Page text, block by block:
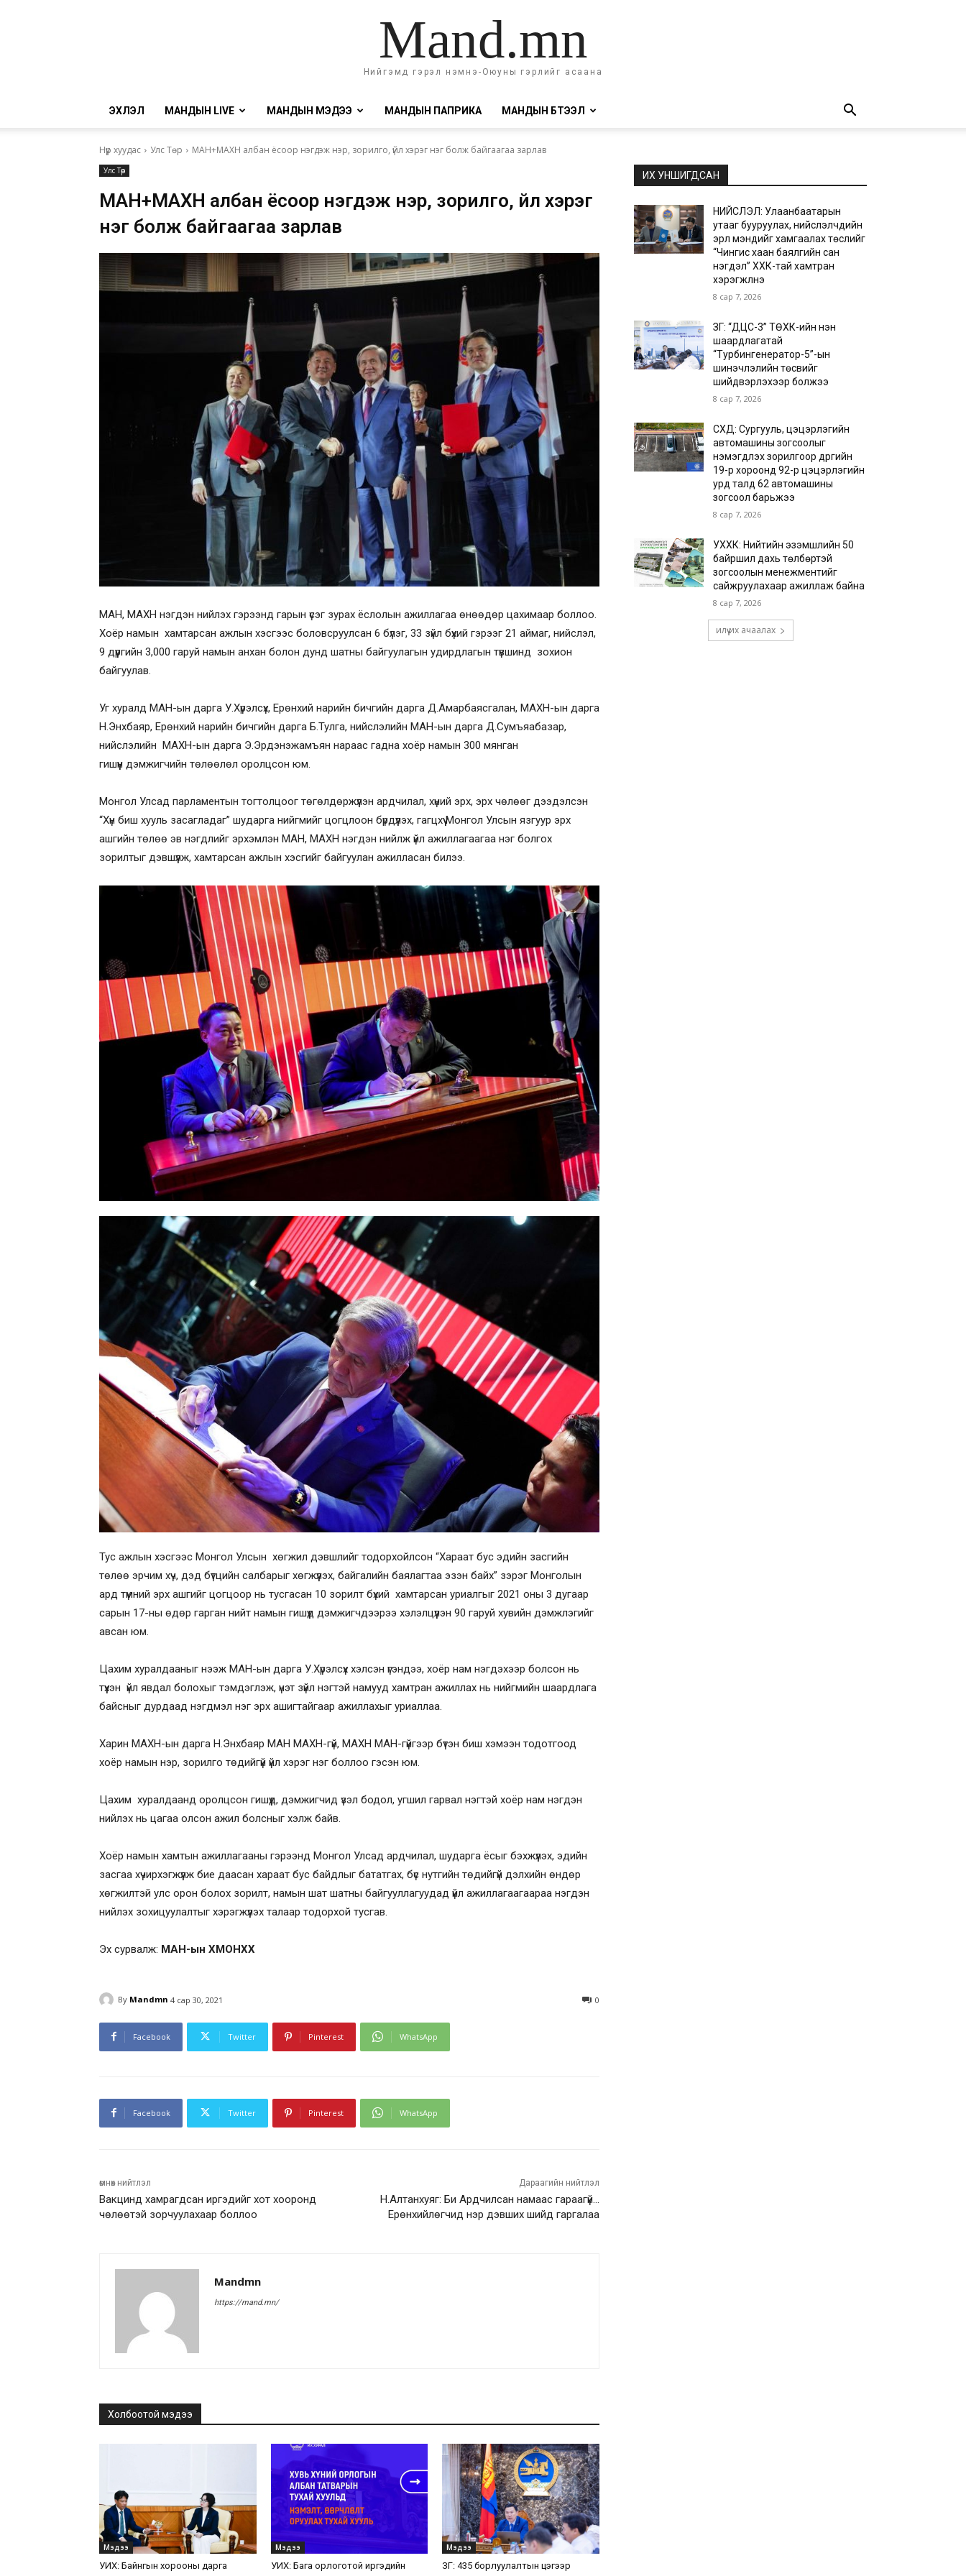
Mand.mn
Нийгэмд гэрэл нэмнэ-Оюуны гэрлийг асаана
ЭХЛЭЛ МАНДЫН LIVE МАНДЫН МЭДЭЭ МАНДЫН ПАПРИКА МАНДЫН БҮТЭЭЛ
Нүүр хуудас Улс Төр МАН+МАХН албан ёсоор нэгдэж нэр, зорилго, үйл хэрэг нэг болж байгаагаа зарлав
Улс Төр
МАН+МАХН албан ёсоор нэгдэж нэр, зорилго, үйл хэрэг
нэг болж байгаагаа зарлав
МАН, МАХН нэгдэн нийлэх гэрээнд гарын үсэг зурах ёслолын ажиллагаа өнөөдөр цахимаар боллоо.
Хоёр намын хамтарсан ажлын хэсгээс боловсруулсан 6 бүлэг, 33 зүйл бүхий гэрээг 21 аймаг, нийслэл,
9 дүүргийн 3,000 гаруй намын анхан болон дунд шатны байгуулагын удирдлагын түвшинд зохион
байгуулав.
Уг хуралд МАН-ын дарга У.Хүрэлсүх, Ерөнхий нарийн бичгийн дарга Д.Амарбаясгалан, МАХН-ын дарга
Н.Энхбаяр, Ерөнхий нарийн бичгийн дарга Б.Тулга, нийслэлийн МАН-ын дарга Д.Сумъяабазар,
нийслэлийн МАХН-ын дарга Э.Эрдэнэжамъян нараас гадна хоёр намын 300 мянган
гишүүн дэмжигчийн төлөөлөл оролцсон юм.
Монгол Улсад парламентын тогтолцоог төгөлдөржүүлэн ардчилал, хүний эрх, эрх чөлөөг дээдэлсэн
“Хүн биш хууль засагладаг” шударга нийгмийг цогцлоон бүрдүүлэх, гагцхүү Монгол Улсын язгуур эрх
ашгийн төлөө эв нэгдлийг эрхэмлэн МАН, МАХН нэгдэн нийлж үйл ажиллагаагаа нэг болгох
зорилтыг дэвшүүлж, хамтарсан ажлын хэсгийг байгуулан ажилласан билээ.
Тус ажлын хэсгээс Монгол Улсын хөгжил дэвшлийг тодорхойлсон “Хараат бус эдийн засгийн
төлөө эрчим хүч, дэд бүтцийн салбарыг хөгжүүлэх, байгалийн баялагтаа эзэн байх” зэрэг Монголын
ард түмний эрх ашгийг цогцоор нь тусгасан 10 зорилт бүхий хамтарсан уриалгыг 2021 оны 3 дугаар
сарын 17-ны өдөр гарган нийт намын гишүүд дэмжигчдээрээ хэлэлцүүлэн 90 гаруй хувийн дэмжлэгийг
авсан юм.
Цахим хуралдааныг нээж МАН-ын дарга У.Хүрэлсүх хэлсэн үгэндээ, хоёр нам нэгдэхээр болсон нь
түүхэн үйл явдал болохыг тэмдэглэж, үнэт зүйл нэгтэй намууд хамтран ажиллах нь нийгмийн шаардлага
байсныг дурдаад нэгдмэл нэг эрх ашигтайгаар ажиллахыг уриаллаа.
Харин МАХН-ын дарга Н.Энхбаяр МАН МАХН-гүй, МАХН МАН-гүйгээр бүтэн биш хэмээн тодотгоод
хоёр намын нэр, зорилго төдийгүй үйл хэрэг нэг боллоо гэсэн юм.
Цахим хуралдаанд оролцсон гишүүд, дэмжигчид үзэл бодол, угшил гарвал нэгтэй хоёр нам нэгдэн
нийлэх нь цагаа олсон ажил болсныг хэлж байв.
Хоёр намын хамтын ажиллагааны гэрээнд Монгол Улсад ардчилал, шударга ёсыг бэхжүүлэх, эдийн
засгаа хүчирхэгжүүлж бие даасан хараат бус байдлыг бататгах, бүс нутгийн төдийгүй дэлхийн өндөр
хөгжилтэй улс орон болох зорилт, намын шат шатны байгууллагуудад үйл ажиллагаагаараа нэгдэн
нийлэх зохицуулалтыг хэрэгжүүлэх талаар тодорхой тусгав.
Эх сурвалж: МАН-ын ХМОНХХ
By Mandmn 4 сар 30, 2021 0
Facebook Twitter Pinterest WhatsApp
Facebook Twitter Pinterest WhatsApp
өмнөх нийтлэл
Вакцинд хамрагдсан иргэдийг хот хооронд
чөлөөтэй зорчуулахаар боллоо
Дараагийн нийтлэл
Н.Алтанхуяг: Би Ардчилсан намаас гараагүй…
Ерөнхийлөгчид нэр дэвших шийд гаргалаа
Mandmn
https://mand.mn/
Холбоотой мэдээ
Мэдээ
УИХ: Байнгын хорооны дарга
Мэдээ
УИХ: Бага орлоготой иргэдийн
Мэдээ
ЗГ: 435 борлуулалтын цэгээр
ИХ УНШИГДСАН
НИЙСЛЭЛ: Улаанбаатарын
утааг бууруулах, нийслэлчүүдийн
эрүүл мэндийг хамгаалах төслийг
“Чингис хаан баялгийн сан
нэгдэл” ХХК-тай хамтран
хэрэгжүүлнэ
8 сар 7, 2026
ЗГ: “ДЦС-3” ТӨХК-ийн нэн
шаардлагатай
“Турбингенератор-5”-ын
шинэчлэлийн төсвийг
шийдвэрлэхээр болжээ
8 сар 7, 2026
СХД: Сургууль, цэцэрлэгийн
автомашины зогсоолыг
нэмэгдүүлэх зорилгоор дүүргийн
19-р хороонд 92-р цэцэрлэгийн
урд талд 62 автомашины
зогсоол барьжээ
8 сар 7, 2026
УХХК: Нийтийн эзэмшлийн 50
байршил дахь төлбөртэй
зогсоолын менежментийг
сайжруулахаар ажиллаж байна
8 сар 7, 2026
илүү их ачаалах